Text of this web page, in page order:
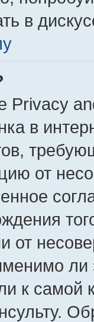
в
Privacy
в
от
от
ли
к самой